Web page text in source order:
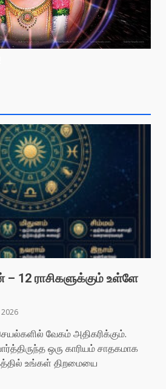
12 ராசிகளுக்கும் உள்ளே
வேகம் அதிகரிக்கும்.
ஒரு காரியம் சாதகமாக
உங்கள் திறமையை